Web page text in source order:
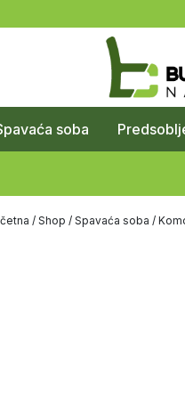
soba
/ Shop / Spavaća soba /